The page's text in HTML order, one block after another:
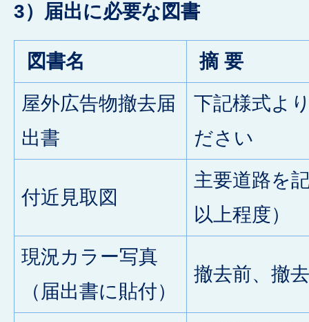
3）届出に必要な図書
図書名
摘 要
屋外広告物撤去届
出書
下記様式よ
ださい
付近見取図
主要道路を
以上程度）
現況カラー写真
（届出書に貼付）
撤去前、撤